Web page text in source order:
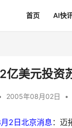
首页 AI快
亿美元投资
2005年08月02日 •
2日北京消息：迈